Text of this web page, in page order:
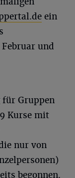
ein
und
Gruppen
Kurse mit
nur von
begonnen.